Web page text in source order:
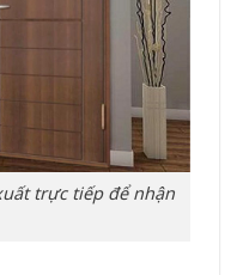
trực tiếp để nhận